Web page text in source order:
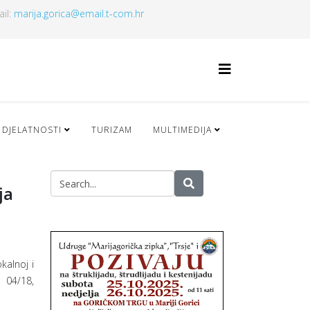
marija.gorica@email.t-com.hr
TURIZAM MULTIMEDIJA
i
04/18,